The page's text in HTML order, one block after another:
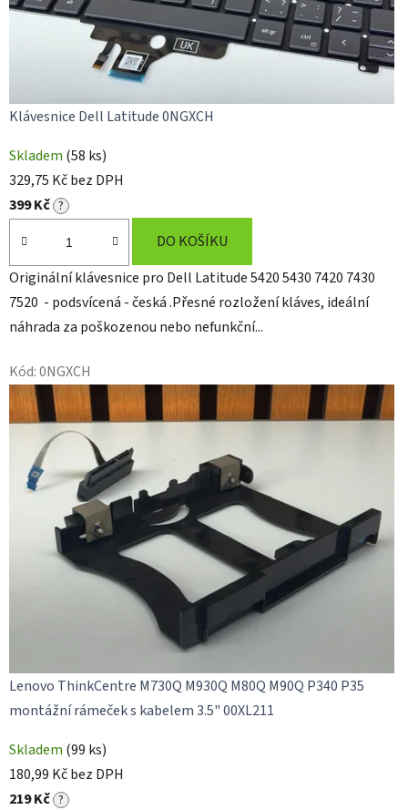
Klávesnice Dell Latitude 0NGXCH
Skladem (58 ks)
329,75 Kč bez DPH
399 Kč ?
DO KOŠÍKU
Originální klávesnice pro Dell Latitude 5420 5430 7420 7430
7520 - podsvícená - česká .Přesné rozložení kláves, ideální
náhrada za poškozenou nebo nefunkční...
Kód:0NGXCH
Lenovo ThinkCentre M730Q M930Q M80Q M90Q P340 P35
montážní rámeček s kabelem 3.5" 00XL211
Skladem (99 ks)
180,99 Kč bez DPH
219 Kč ?